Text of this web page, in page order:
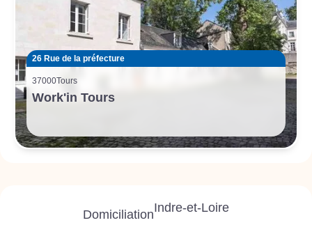
26 Rue de la préfecture
37000Tours
Work'in Tours
DomiciliationIndre-et-Loire